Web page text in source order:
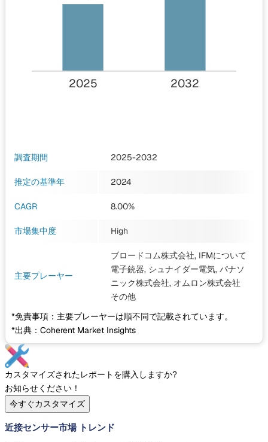
2025 2032
調査期間 2025-2032
推定の基準年 2024
CAGR 8.00%
市場集中度 High
主要プレーヤー
ブロードコム株式会社, IFMについて
電子銃器, シュナイダー電気, パナソ
ニック株式会社, オムロン株式会社
その他
*免責事項：主要プレーヤーは順不同で記載されています。
*出典：Coherent Market Insights
カスタマイズされたレポートを購入しますか?
お知らせください！
今すぐカスタマイズ
近接センサー市場 トレンド